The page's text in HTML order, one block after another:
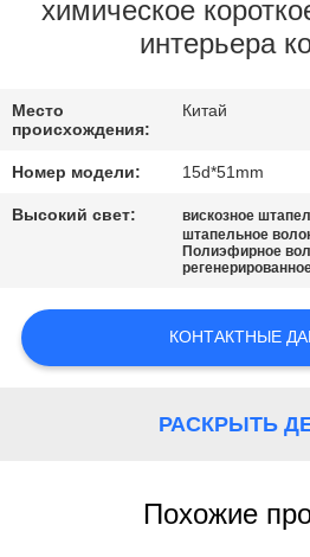
ПРОВЕРКА
СВЯЖИТЕСЬ
СЛУЧАИ
PRIVACY
химическое
интерьера
Место
происхождения:
Китай
Номер модели: 15d*51mm
Высокий свет: вискозное
штапельное
Полиэфирное
КОНТАКТНЫЕ
РАСКРЫТЬ
Похожие